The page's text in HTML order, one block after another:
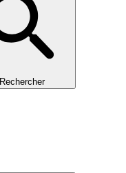
Rechercher